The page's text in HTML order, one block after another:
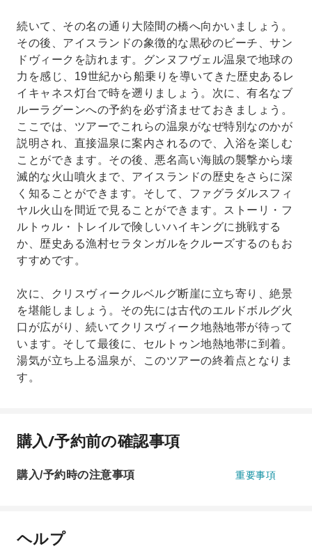
続いて、その名の通り大陸間の橋へ向かいましょう。
その後、アイスランドの象徴的な黒砂のビーチ、サン
ドヴィークを訪れます。グンヌフヴェル温泉で地球の
力を感じ、19世紀から船乗りを導いてきた歴史あるレ
イキャネス灯台で時を遡りましょう。次に、有名なブ
ルーラグーンへの予約を必ず済ませておきましょう。
ここでは、ツアーでこれらの温泉がなぜ特別なのかが
説明され、直接温泉に案内されるので、入浴を楽しむ
ことができます。その後、悪名高い海賊の襲撃から壊
滅的な火山噴火まで、アイスランドの歴史をさらに深
く知ることができます。そして、ファグラダルスフィ
ヤル火山を間近で見ることができます。ストーリ・フ
ルトゥル・トレイルで険しいハイキングに挑戦する
か、歴史ある漁村セラタンガルをクルーズするのもお
すすめです。
次に、クリスヴィークルベルグ断崖に立ち寄り、絶景
を堪能しましょう。その先には古代のエルドボルグ火
口が広がり、続いてクリスヴィーク地熱地帯が待って
います。そして最後に、セルトゥン地熱地帯に到着。
湯気が立ち上る温泉が、このツアーの終着点となりま
す。
購入/予約前の確認事項
購入/予約時の注意事項 重要事項
ヘルプ